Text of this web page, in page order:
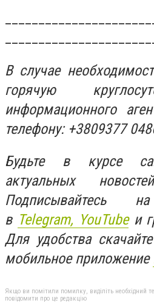
В случае
горячую
информационного
телефону: +3809377
Будьте в курсе
актуальных
в Telegram, YouTubeи
Для удобства
мобильное приложение
Якщо ви помітили помилку, виділіть необхідний
повідомити про це редакцію